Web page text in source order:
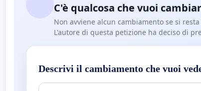
C'è qualcosa che vuoi
Non avviene alcun cambiamento se si
L'autore di questa petizione ha deciso di
Descrivi il cambiamento che vuoi